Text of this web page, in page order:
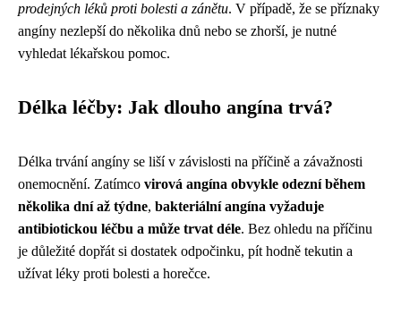
prodejných léků proti bolesti a zánětu. V případě, že se příznaky
angíny nezlepší do několika dnů nebo se zhorší, je nutné
vyhledat lékařskou pomoc.
Délka léčby: Jak dlouho angína trvá?
Délka trvání angíny se liší v závislosti na příčině a závažnosti
onemocnění. Zatímco virová angína obvykle odezní během
několika dní až týdne, bakteriální angína vyžaduje
antibiotickou léčbu a může trvat déle. Bez ohledu na příčinu
je důležité dopřát si dostatek odpočinku, pít hodně tekutin a
užívat léky proti bolesti a horečce.